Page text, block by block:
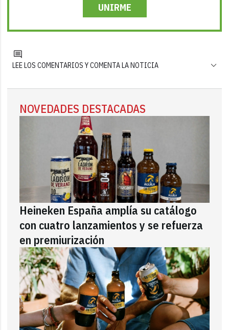
UNIRME
LEE LOS COMENTARIOS Y COMENTA LA NOTICIA
NOVEDADES DESTACADAS
Heineken España amplía su catálogo
con cuatro lanzamientos y se refuerza
en premiurización